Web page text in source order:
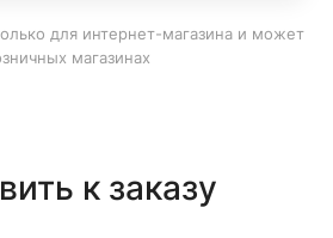
для интернет-магазина и может
магазинах
к заказу